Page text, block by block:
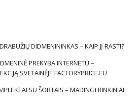
DIDMENININKAS – KAIP JĮ RASTI?
PREKYBA INTERNETU –
SVETAINĖJE FACTORYPRICE.EU
SU ŠORTAIS – MADINGI RINKINIAI